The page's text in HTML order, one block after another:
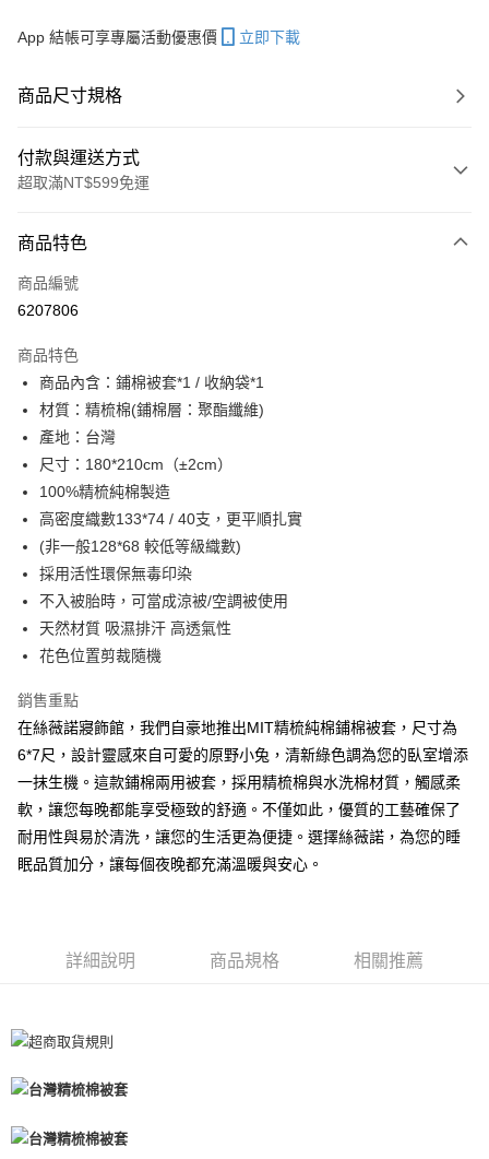
App 結帳可享專屬活動優惠價 立即下載
商品尺寸規格
付款與運送方式
超取滿NT$599免運
信用卡一次付款
超商取貨付款
Apple Pay
街口支付
悠遊付
全盈+PAY
ATM付款
運送方式
全家取貨付款
每筆NT$60，滿NT$599(含以上)免運費
離島-全家取貨付款
每筆NT$60
付款後全家取貨
7-11取貨付款
每筆NT$60
宅配(包含郵寄包裹/大型物件運費另計)
每筆NT$100，滿NT$1,500(含以上)免運費
商品特色
商品編號
6207806
商品特色
商品內含：鋪棉被套*1 / 收納袋*1
材質：精梳棉(鋪棉層：聚酯纖維)
產地：台灣
尺寸：180*210cm（±2cm）
100%精梳純棉製造
高密度織數133*74 / 40支，更平順扎實
(非一般128*68 較低等級織數)
採用活性環保無毒印染
不入被胎時，可當成涼被/空調被使用
天然材質 吸濕排汗 高透氣性
花色位置剪裁隨機
銷售重點
在絲薇諾寢飾館，我們自豪地推出MIT精梳純棉鋪棉被套，尺寸為
6*7尺，設計靈感來自可愛的原野小兔，清新綠色調為您的臥室增添
一抹生機。這款鋪棉兩用被套，採用精梳棉與水洗棉材質，觸感柔
軟，讓您每晚都能享受極致的舒適。不僅如此，優質的工藝確保了
耐用性與易於清洗，讓您的生活更為便捷。選擇絲薇諾，為您的睡
眠品質加分，讓每個夜晚都充滿溫暖與安心。
詳細說明 商品規格 相關推薦